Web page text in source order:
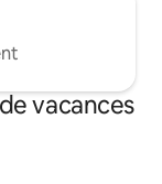
vacances